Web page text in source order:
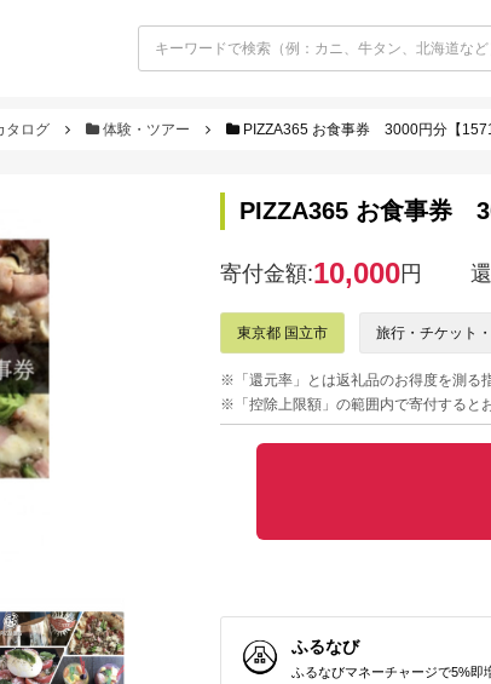
タログ 体験・ツアー PIZZA365 お食事券 3000円分【
PIZZA365 お食事券
寄付金額:10,000円
東京都 国立市 旅行・チケット
※「還元率」とは返礼品のお得度を測る
※「控除上限額」の範囲内で寄付すると
ふるなび
ふるなびマネーチャージで5%即